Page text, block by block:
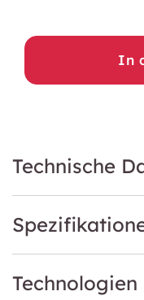
In
Technische
Technologien